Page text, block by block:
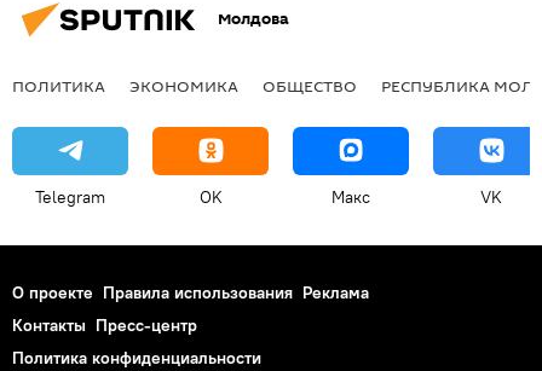
Молдова
ПОЛИТИКА ЭКОНОМИКА ОБЩЕСТВО РЕСПУБЛИКА
Telegram OK Макс VK
О проекте Правила использования Реклама
Контакты Пресс-центр
Политика конфиденциальности